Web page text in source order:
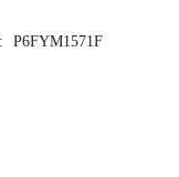
P6FYM1571F